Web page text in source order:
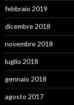
febbraio 2019
dicembre 2018
novembre 2018
luglio 2018
gennaio 2018
agosto 2017